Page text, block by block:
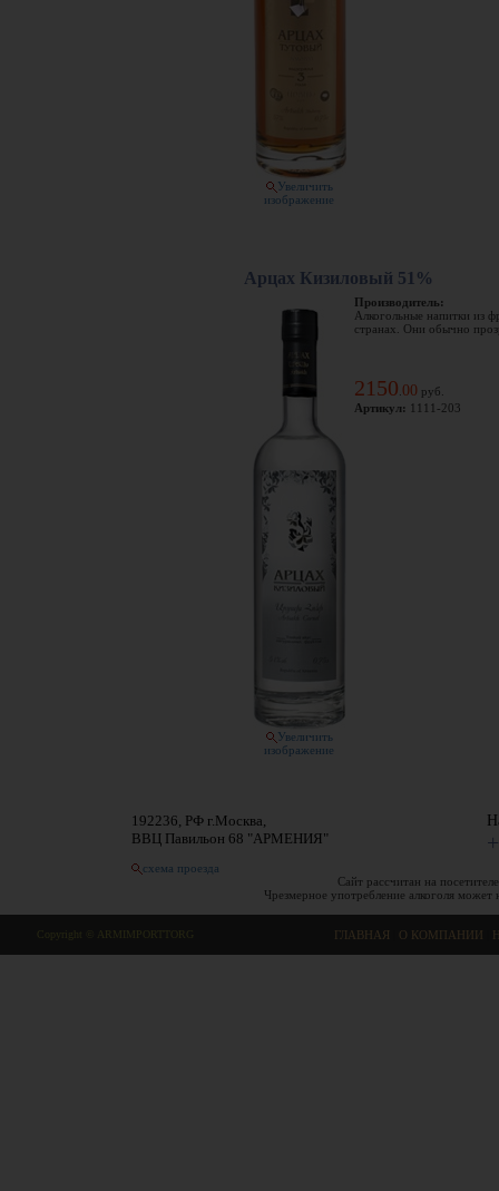
Увеличить
изображение
Арцах Кизиловый 51%
Увеличить
изображение
Производитель:
Алкогольные напитки из
странах. Они обычно
2150 00 руб.
Артикул: 1111-203
192236, РФ г.Москва,
ВВЦ Павильон 68 "АРМЕНИЯ"
схема проезда
Сайт рассчитан на
Чрезмерное употребление алкоголя
Copyright © ARMIMPORTTORG ГЛАВНАЯ О КОМПАНИИ